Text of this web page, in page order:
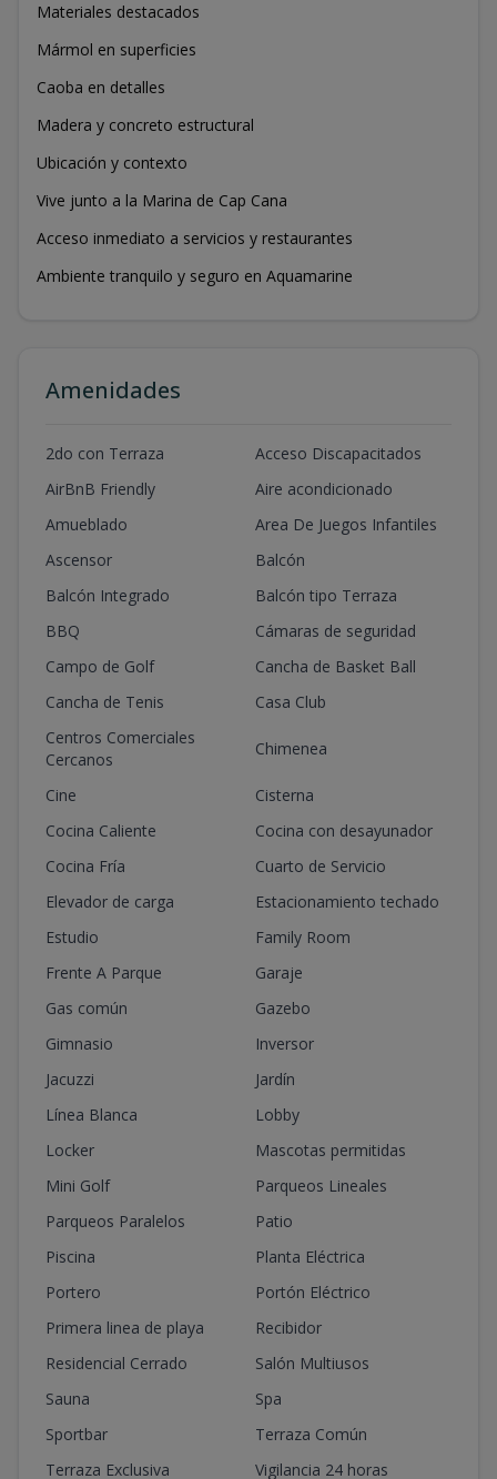
Materiales destacados
Mármol en superficies
Caoba en detalles
Madera y concreto estructural
Ubicación y contexto
Vive junto a la Marina de Cap Cana
Acceso inmediato a servicios y restaurantes
Ambiente tranquilo y seguro en Aquamarine
Amenidades
2do con Terraza
Acceso Discapacitados
AirBnB Friendly
Aire acondicionado
Amueblado
Area De Juegos Infantiles
Ascensor
Balcón
Balcón Integrado
Balcón tipo Terraza
BBQ
Cámaras de seguridad
Campo de Golf
Cancha de Basket Ball
Cancha de Tenis
Casa Club
Centros Comerciales
Cercanos
Chimenea
Cine
Cisterna
Cocina Caliente
Cocina con desayunador
Cocina Fría
Cuarto de Servicio
Elevador de carga
Estacionamiento techado
Estudio
Family Room
Frente A Parque
Garaje
Gas común
Gazebo
Gimnasio
Inversor
Jacuzzi
Jardín
Línea Blanca
Lobby
Locker
Mascotas permitidas
Mini Golf
Parqueos Lineales
Parqueos Paralelos
Patio
Piscina
Planta Eléctrica
Portero
Portón Eléctrico
Primera linea de playa
Recibidor
Residencial Cerrado
Salón Multiusos
Sauna
Spa
Sportbar
Terraza Común
Terraza Exclusiva
Vigilancia 24 horas